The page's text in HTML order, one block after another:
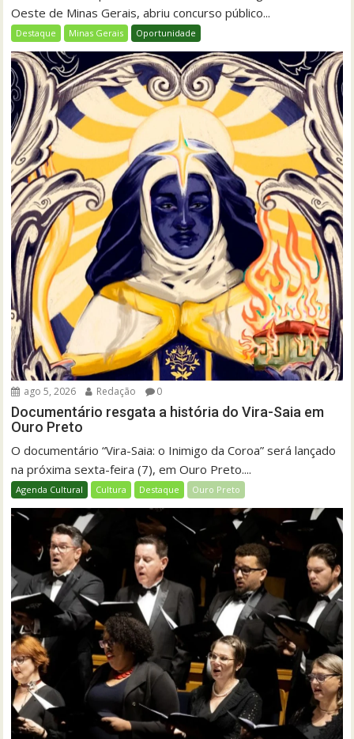
Oeste de Minas Gerais, abriu concurso público...
Destaque Minas Gerais Oportunidade
ago 5, 2026 Redação 0
Documentário resgata a história do Vira-Saia em
Ouro Preto
O documentário “Vira-Saia: o Inimigo da Coroa” será lançado
na próxima sexta-feira (7), em Ouro Preto....
Agenda Cultural Cultura Destaque Ouro Preto